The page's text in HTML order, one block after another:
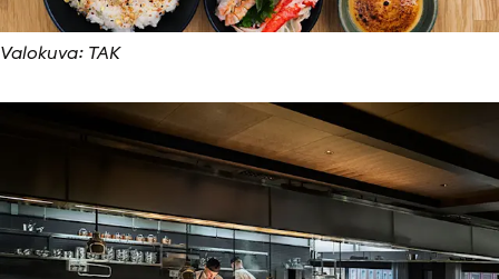
Valokuva: TAK